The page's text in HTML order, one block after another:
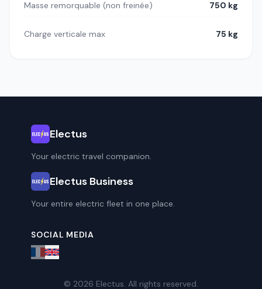
Masse remorquable (non freinée) 750 kg
Charge verticale max 75 kg
Electus
Your electric travel companion.
Electus Business
Your entire electric fleet in one place.
SOCIAL MEDIA
© 2026 Electus. All rights reserved.